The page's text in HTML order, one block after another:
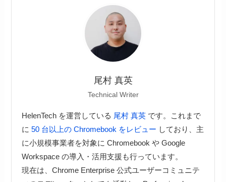
尾村 真英
Technical Writer
HelenTech を運営している 尾村 真英です。これまで
に 50 台以上の Chromebook をレビュー しており、主
に小規模事業者を対象に Chromebook や Google
Workspace の導入・活用支援も行っています。
現在は、Chrome Enterprise 公式ユーザーコミュニテ